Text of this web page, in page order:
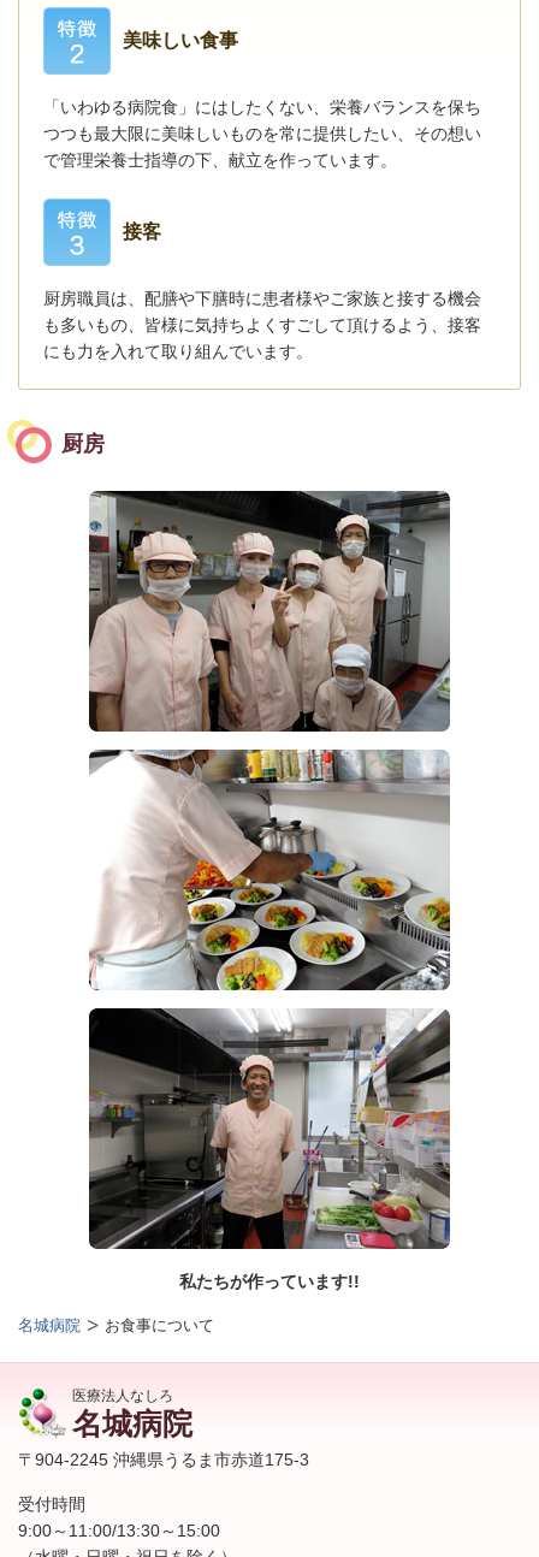
美味しい食事
「いわゆる病院食」にはしたくない、栄養バランスを保ち
つつも最大限に美味しいものを常に提供したい、その想い
で管理栄養士指導の下、献立を作っています。
接客
厨房職員は、配膳や下膳時に患者様やご家族と接する機会
も多いもの、皆様に気持ちよくすごして頂けるよう、接客
にも力を入れて取り組んでいます。
厨房
私たちが作っています!!
名城病院 お食事について
医療法人なしろ
名城病院
〒904-2245 沖縄県うるま市赤道175-3
受付時間
9:00～11:00/13:30～15:00